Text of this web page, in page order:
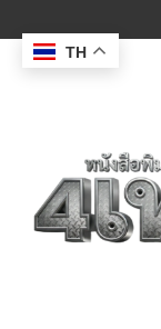
to
content
TH